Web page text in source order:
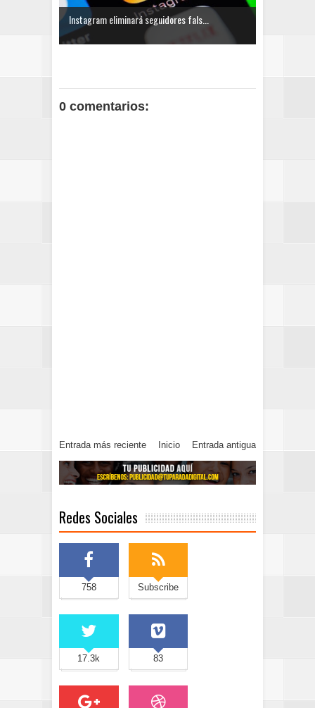
Instagram eliminará seguidores fals...
0 comentarios:
Entrada más reciente Entrada antigua
Inicio
Redes Sociales
758 Subscribe
17.3k 83